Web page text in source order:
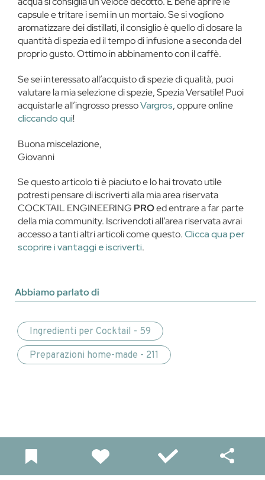
capsule e tritare i semi in un mortaio. Se si vogliono
aromatizzare dei distillati, il consiglio è quello di dosare la
quantità di spezia ed il tempo di infusione a seconda del
proprio gusto. Ottimo in abbinamento con il caffè.
Se sei interessato all’acquisto di spezie di qualità, puoi
valutare la mia selezione di spezie, Spezia Versatile! Puoi
acquistarle all’ingrosso pressoVargros, oppure online
cliccando qui!
Buona miscelazione,
Giovanni
Se questo articolo ti è piaciuto e lo hai trovato utile
potresti pensare di iscriverti alla mia area riservata
COCKTAIL ENGINEERING PROed entrare a far parte
della mia community. Iscrivendoti all’area riservata avrai
accesso a tanti altri articoli come questo.Clicca qua per
scoprire i vantaggi e iscriverti.
Abbiamo parlato di
Ingredienti per Cocktail - 59
Preparazioni home-made - 211